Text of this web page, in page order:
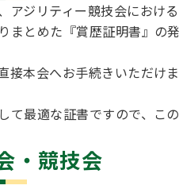
）
ョー開催のご案内
ショー・競技会)
てろう！>
アジリティー競技会における
まとめた『賞歴証明書』の発
接本会へお手続きいただけま
て最適な証書ですので、この
・競技会